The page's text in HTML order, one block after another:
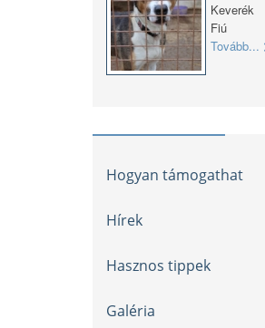
Keverék
Fiú
Tovább...
Hogyan támogathat
Hírek
Hasznos tippek
Galéria